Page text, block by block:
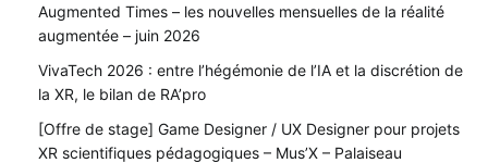
Augmented Times – les nouvelles mensuelles de la réalité
augmentée – juin 2026
VivaTech 2026 : entre l’hégémonie de l’IA et la discrétion de
la XR, le bilan de RA’pro
[Offre de stage] Game Designer / UX Designer pour projets
XR scientifiques pédagogiques – Mus’X – Palaiseau